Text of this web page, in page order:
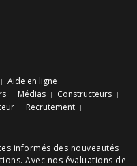
Aide en ligne
Médias
Constructeurs
Recrutement
informés des nouveautés
. Avec nos évaluations de